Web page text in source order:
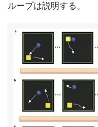
ループは説明する。